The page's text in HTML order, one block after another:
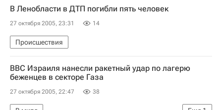
В Ленобласти в ДТП погибли пять человек
27 октября 2005, 23:31 14
Происшествия
ВВС Израиля нанесли ракетный удар по лагерю
беженцев в секторе Газа
27 октября 2005, 22:47 38